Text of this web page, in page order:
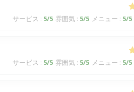
サービス : 5/5 雰囲気: 5/5 メニュー : 5/5
サービス : 5/5 雰囲気: 5/5 メニュー : 5/5